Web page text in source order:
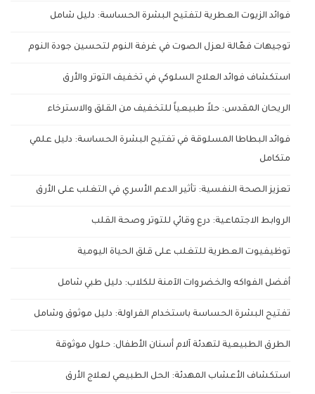
فوائد الزيوت العطرية لتفتيح البشرة الحساسة: دليل شامل
توجيهات فعّالة لعزل الصوت في غرفة النوم لتحسين جودة النوم
استكشاف فوائد العلاج السلوكي في تخفيف التوتر والأرق
الريحان المقدس: حلاً طبيعياً للتخفيف من القلق والاسترخاء
فوائد البطاطا المسلوقة في تفتيح البشرة الحساسة: دليل علمي
متكامل
تعزيز الصحة النفسية: تأثير الدعم الأسري في التغلب على الأرق
الروابط الاجتماعية: درع وقائي للتوتر وصحة القلب
توظيفيوت العطرية للتغلب على قلق الحياة اليومية
أفضل الفواكه والخضروات الآمنة للكلاب: دليل طبي شامل
تفتيح البشرة الحساسة باستخدام الفراولة: دليل موثوق وشامل
الطرق الطبيعية لتهدئة آلام أسنان الأطفال: حلول موثوقة
استكشاف الأعشاب المهدئة: الحل الطبيعي لعلاج الأرق